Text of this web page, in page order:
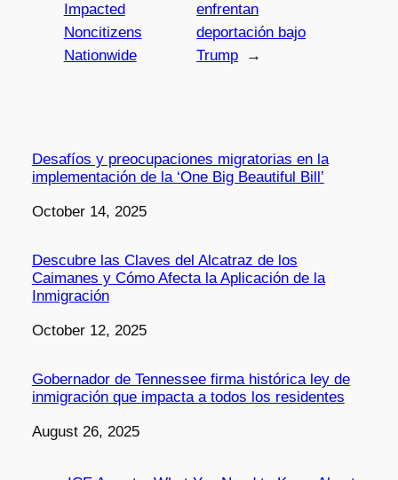
Impacted
Noncitizens
Nationwide
enfrentan
deportación bajo
Trump
→
Desafíos y preocupaciones migratorias en la
implementación de la ‘One Big Beautiful Bill’
Date
October 14, 2025
Descubre las Claves del Alcatraz de los
Caimanes y Cómo Afecta la Aplicación de la
Inmigración
Date
October 12, 2025
Gobernador de Tennessee firma histórica ley de
inmigración que impacta a todos los residentes
Date
August 26, 2025